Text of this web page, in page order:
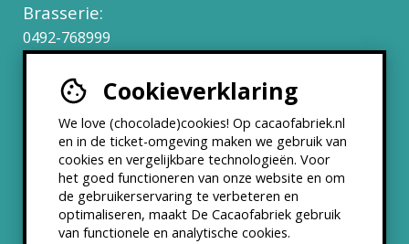
Cookieverklaring
We love (chocolade)cookies! Op cacaofabriek.nl
en in de ticket-omgeving maken we gebruik van
cookies en vergelijkbare technologieën. Voor
het goed functioneren van onze website en om
de gebruikerservaring te verbeteren en
optimaliseren, maakt De Cacaofabriek gebruik
van functionele en analytische cookies.
Brasserie:
0492-768999
Werken bij
Partners & Samenwerkingen
ANBI status
Nieuwsbrief